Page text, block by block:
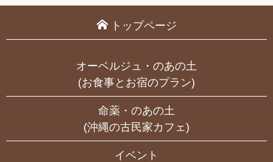
トップページ
オーベルジュ・のあの土
(お食事とお宿のプラン)
命薬・のあの土
(沖縄の古民家カフェ)
イベント